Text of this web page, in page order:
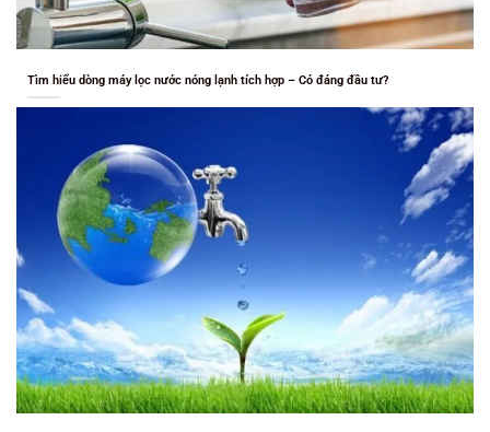
Tìm hiểu dòng máy lọc nước nóng lạnh tích hợp – Có đáng đầu tư?